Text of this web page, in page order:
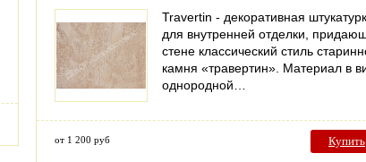
Travertin - декоративная
для внутренней отделки,
стене классический стиль
камня «травертин». Материал в
однородной…
от 1 200 руб Купить